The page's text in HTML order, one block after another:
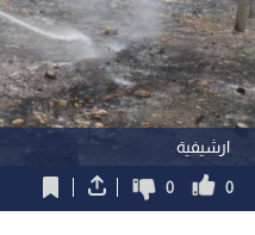
ارشيفية
0
0